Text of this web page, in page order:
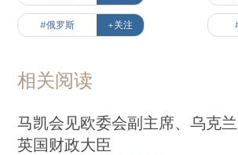
#俄罗斯 +关注
相关阅读
马凯会见欧委会副主席、乌克
英国财政大臣